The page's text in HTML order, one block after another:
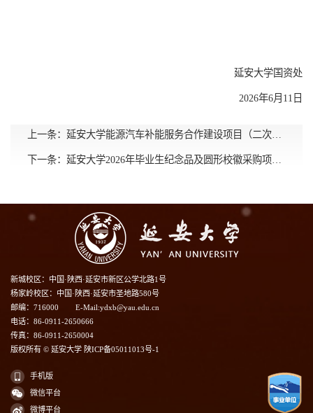
延安大学国资处
2026年6月11日
上一条：
下一条：
新城校区：中国·陕西·延安市新区公学北路1号
杨家岭校区：中国·陕西·延安市圣地路580号
邮编：716000
E-Mail:ydxb@yau.edu.cn
电话：86-0911-2650666
传真：86-0911-2650004
版权所有 © 延安大学 陕ICP备05011013号-1
手机版
微信平台
微博平台